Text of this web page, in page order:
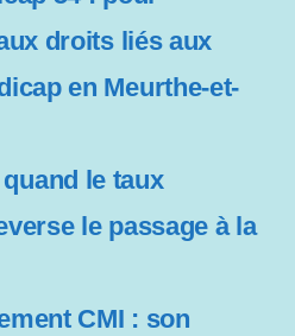
i
droits liés aux
en Meurthe-et-
le taux
le passage à la
CMI : son